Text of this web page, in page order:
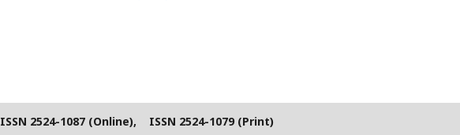
ISSN 2524-1087 (Online), ISSN 2524-1079 (Print)